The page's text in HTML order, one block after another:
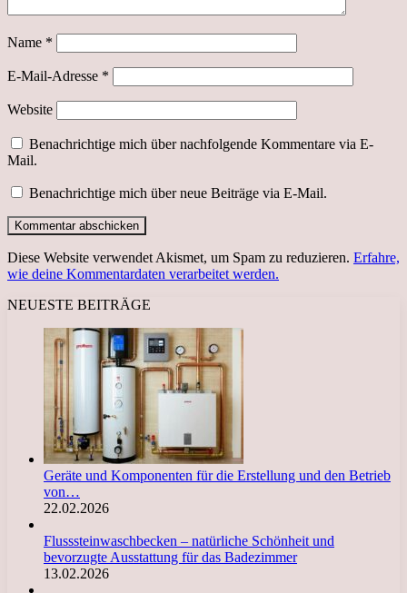
Name *
E-Mail-Adresse *
Website
Benachrichtige mich über nachfolgende Kommentare via E-
Mail.
Benachrichtige mich über neue Beiträge via E-Mail.
Diese Website verwendet Akismet, um Spam zu reduzieren. Erfahre,
wie deine Kommentardaten verarbeitet werden.
NEUESTE BEITRÄGE
Geräte und Komponenten für die Erstellung und den Betrieb
von…
22.02.2026
Flusssteinwaschbecken – natürliche Schönheit und
bevorzugte Ausstattung für das Badezimmer
13.02.2026